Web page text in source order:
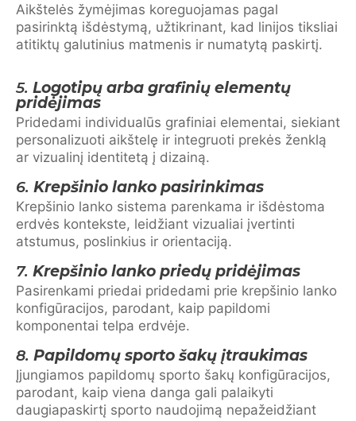
Aikštelės žymėjimas koreguojamas pagal
pasirinktą išdėstymą, užtikrinant, kad linijos tiksliai
atitiktų galutinius matmenis ir numatytą paskirtį.
5. Logotipų arba grafinių elementų
pridėjimas
Pridedami individualūs grafiniai elementai, siekiant
personalizuoti aikštelę ir integruoti prekės ženklą
ar vizualinį identitetą į dizainą.
6. Krepšinio lanko pasirinkimas
Krepšinio lanko sistema parenkama ir išdėstoma
erdvės kontekste, leidžiant vizualiai įvertinti
atstumus, poslinkius ir orientaciją.
7. Krepšinio lanko priedų pridėjimas
Pasirenkami priedai pridedami prie krepšinio lanko
konfigūracijos, parodant, kaip papildomi
komponentai telpa erdvėje.
8. Papildomų sporto šakų įtraukimas
Įjungiamos papildomų sporto šakų konfigūracijos,
parodant, kaip viena danga gali palaikyti
daugiapaskirtį sporto naudojimą nepažeidžiant